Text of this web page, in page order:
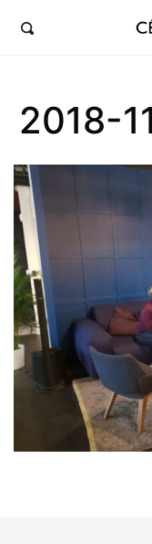
Céline Calvez, députée de la 5ème circonscription des Hauts-de-Seine et Clichy-Levallois
2018-